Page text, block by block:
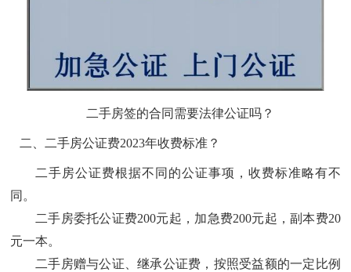
二手房签的合同需要法律公证吗？
二、二手房公证费2023年收费标准？
二手房公证费根据不同的公证事项，收费标准略有不
同。
二手房委托公证费200元起，加急费200元起，副本费20
元一本。
二手房赠与公证、继承公证费，按照受益额的一定比例